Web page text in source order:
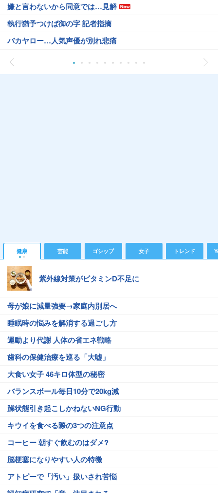
嫌と言わないから同意では…見解
執行猶予つけば御の字 記者指摘
バカヤロー…人気声優が別れ悲痛
健康 芸能 ゴシップ 女子 トレンド
紫外線対策がビタミンD不足に
母が娘に減量強要→家庭内別居へ
睡眠時の悩みを解消する過ごし方
運動より代謝 人体の省エネ戦略
歯科の保健治療を巡る「大嘘」
大食い女子 46キロ体型の秘密
バランスボール毎日10分で20kg減
躁状態引き起こしかねないNG行動
キウイを食べる際の3つの注意点
コーヒー 朝すぐ飲むのはダメ?
脳梗塞になりやすい人の特徴
アトピーで「汚い」扱いされ苦悩